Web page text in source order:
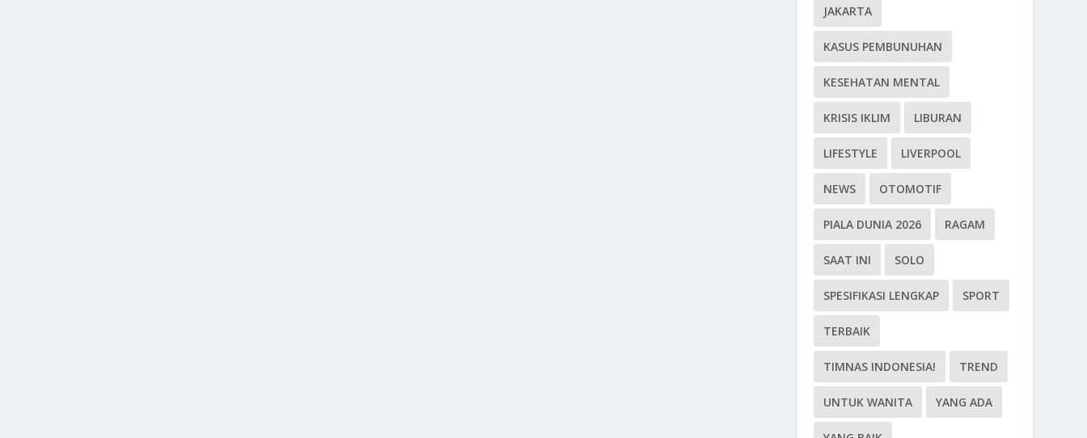
JAKARTA
KASUS PEMBUNUHAN
KESEHATAN MENTAL
KRISIS IKLIM LIBURAN
LIFESTYLE LIVERPOOL
NEWS OTOMOTIF
PIALA DUNIA 2026 RAGAM
SAAT INI SOLO
SPESIFIKASI LENGKAP SPORT
TERBAIK
TIMNAS INDONESIA! TREND
UNTUK WANITA YANG ADA